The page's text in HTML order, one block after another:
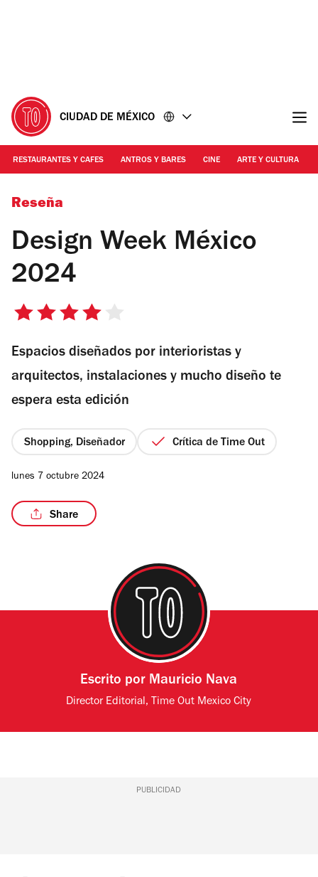
CIUDAD DE MÉXICO
RESTAURANTES Y CAFES ANTROS Y BARES CINE ARTE Y CULTURA
designweekmexico.com | design week mexico 2024 agenda
Reseña
Design Week México
2024
4
5
estrellas
Espacios diseñados por interioristas y
arquitectos, instalaciones y mucho diseño te
espera esta edición
Shopping, Diseñador Crítica de Time Out
lunes 7 octubre 2024
Share
Escrito por Mauricio Nava
Director Editorial, Time Out Mexico City
PUBLICIDAD